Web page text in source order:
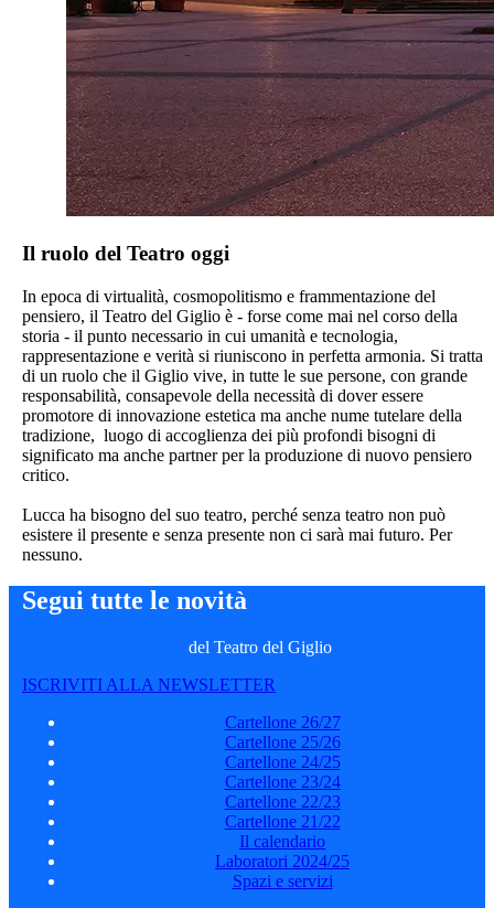
Il ruolo del Teatro oggi
In epoca di virtualità, cosmopolitismo e frammentazione del
pensiero, il Teatro del Giglio è - forse come mai nel corso della
storia - il punto necessario in cui umanità e tecnologia,
rappresentazione e verità si riuniscono in perfetta armonia. Si tratta
di un ruolo che il Giglio vive, in tutte le sue persone, con grande
responsabilità, consapevole della necessità di dover essere
promotore di innovazione estetica ma anche nume tutelare della
tradizione, luogo di accoglienza dei più profondi bisogni di
significato ma anche partner per la produzione di nuovo pensiero
critico.
Lucca ha bisogno del suo teatro, perché senza teatro non può
esistere il presente e senza presente non ci sarà mai futuro. Per
nessuno.
Segui tutte le novità
del Teatro del Giglio
ISCRIVITI ALLA NEWSLETTER
Cartellone 26/27
Cartellone 25/26
Cartellone 24/25
Cartellone 23/24
Cartellone 22/23
Cartellone 21/22
Il calendario
Laboratori 2024/25
Spazi e servizi